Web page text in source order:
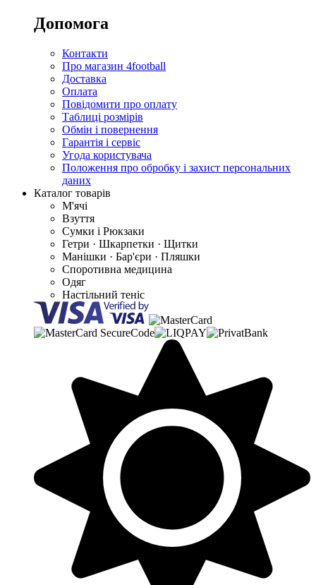
Допомога
Контакти
Про магазин 4football
Доставка
Оплата
Повідомити про оплату
Таблиці розмірів
Обмін і повернення
Гарантія і сервіс
Угода користувача
Положення про обробку і захист персональних
даних
Каталог товарів
М'ячі
Взуття
Сумки і Рюкзаки
Гетри · Шкарпетки · Щитки
Манішки · Бар'єри · Пляшки
Споротивна медицина
Одяг
Настільний теніс